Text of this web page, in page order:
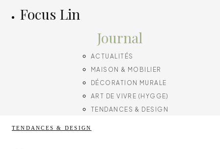
Focus Lin
Journal
ACTUALITÉS
MAISON & MOBILIER
DÉCORATION MURALE
ART DE VIVRE (HYGGE)
TENDANCES & DESIGN
TENDANCES & DESIGN